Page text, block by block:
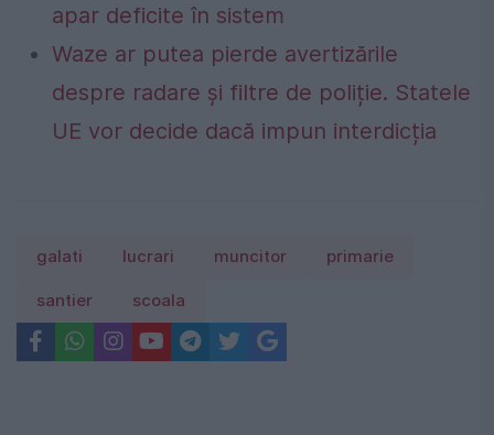
apar deficite în sistem
Waze ar putea pierde avertizările
despre radare și filtre de poliție. Statele
UE vor decide dacă impun interdicția
galati lucrari muncitor primarie
santier scoala